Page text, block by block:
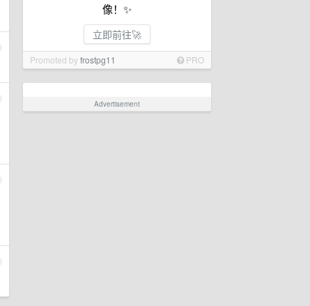
像！✨
立即前往🚀
Promoted byfrostpg11 PRO
Advertisement